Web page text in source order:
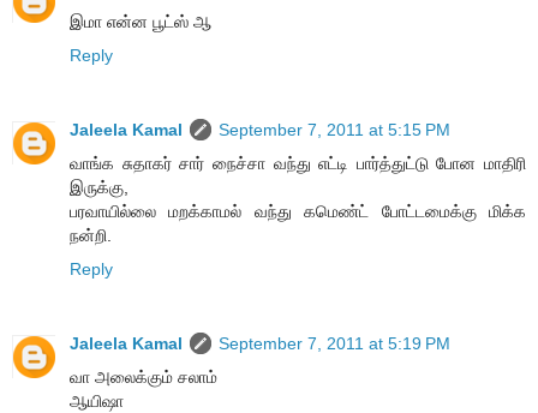
இமா என்ன பூட்ஸ் ஆ
Reply
Jaleela Kamal
September 7, 2011 at 5:15 PM
வாங்க சுதாகர் சார் நைச்சா வந்து எட்டி பார்த்துட்டு போன மாதிரி
இருக்கு,
பரவாயில்லை மறக்காமல் வந்து கமெண்ட் போட்டமைக்கு மிக்க
நன்றி.
Reply
Jaleela Kamal
September 7, 2011 at 5:19 PM
வா அலைக்கும் சலாம்
ஆயிஷா